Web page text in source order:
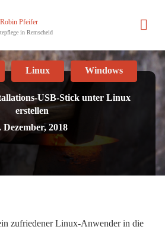
Pfeifer
in Remscheid
USB-Stick unter Linux
erstellen
Dezember, 2018
Linux Windows
zufriedener Linux-Anwender in die